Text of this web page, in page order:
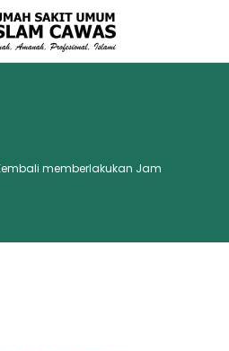
memberlakukan Jam